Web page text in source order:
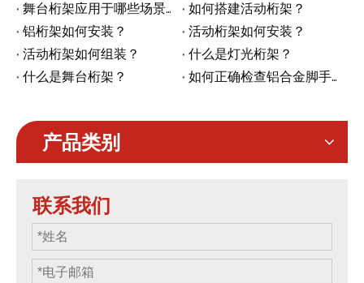
舞台桁架应用于哪些场景？
如何搭建活动桁架？
铝桁架如何安装？
活动桁架如何安装？
活动桁架如何组装？
什么是灯光桁架？
什么是舞台桁架？
如何正确检查铝合金脚手架塔
产品类别
联系我们